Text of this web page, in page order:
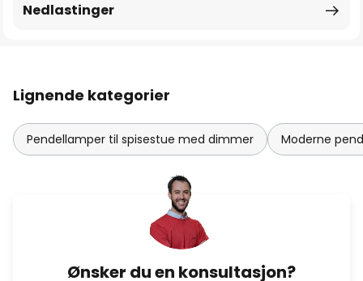
Nedlastinger
Lignende kategorier
Pendellamper til spisestue med dimmer Moderne
Ønsker du en konsultasjon?